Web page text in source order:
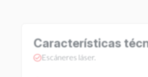
Características
Escáneres láser.